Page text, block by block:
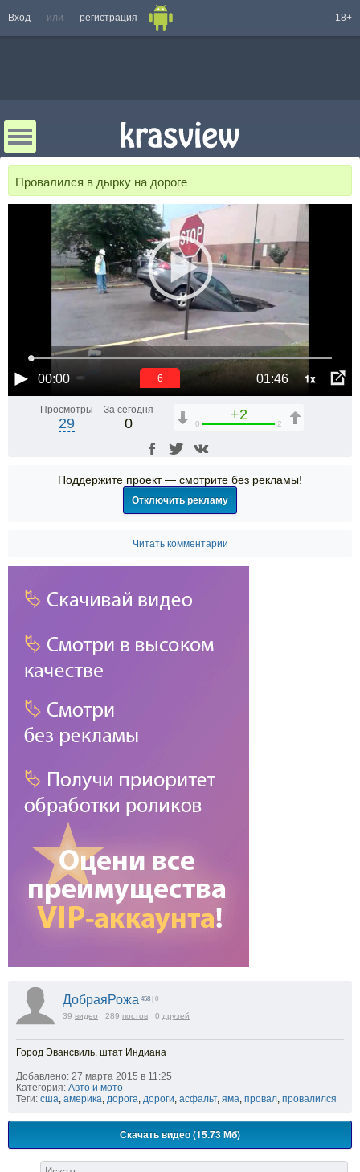
Вход или регистрация 18+
Провалился в дырку на дороге
00:00 01:46 1x
6
Просмотры
29
За сегодня
0
+2
0 2
Поддержите проект — смотрите без рекламы!
Отключить рекламу
Читать комментарии
ДобраяРожа 458 | 0
39 видео 289 постов 0 друзей
Город Эвансвиль, штат Индиана
Добавлено: 27 марта 2015 в 11:25
Категория: Авто и мото
Теги: сша, америка, дорога, дороги, асфальт, яма, провал, провалился
Скачать видео (15.73 Мб)